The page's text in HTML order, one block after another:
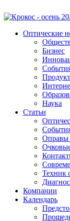
Оптические
Бизнес
Наука
Статьи
Оправы
Техник
Компании
Календарь